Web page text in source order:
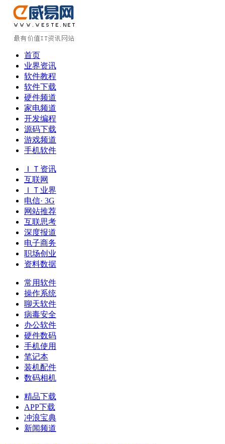
首页
业界资讯
软件教程
软件下载
硬件频道
家电频道
开发编程
源码下载
游戏频道
手机软件
ＩＴ资讯
互联网
ＩＴ业界
电信· 3G
网站推荐
互联思考
深度报道
电子商务
职场创业
资料数据
常用软件
操作系统
聊天软件
病毒安全
办公软件
硬件数码
手机使用
笔记本
装机配件
数码相机
精品下载
APP下载
冲浪宝典
新闻频道